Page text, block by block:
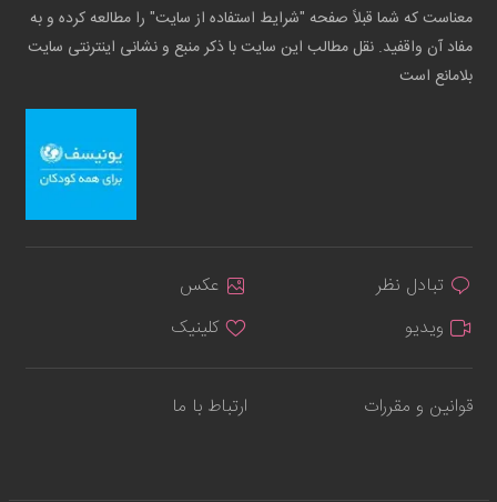
معناست که شما قبلاً صفحه "شرایط استفاده از سایت" را مطالعه کرده و به
مفاد آن واقفید. نقل مطالب این سایت با ذکر منبع و نشانی اینترنتی سایت
بلامانع است
تبادل نظر
عکس
ویدیو
کلینیک
قوانین و مقررات ارتباط با ما